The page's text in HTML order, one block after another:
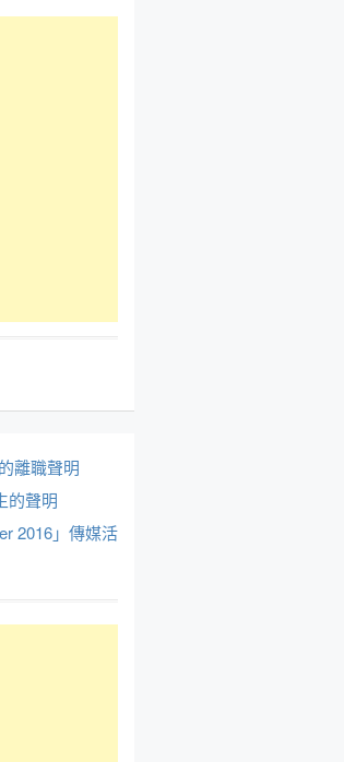
離職聲明
的聲明
2016」傳媒活